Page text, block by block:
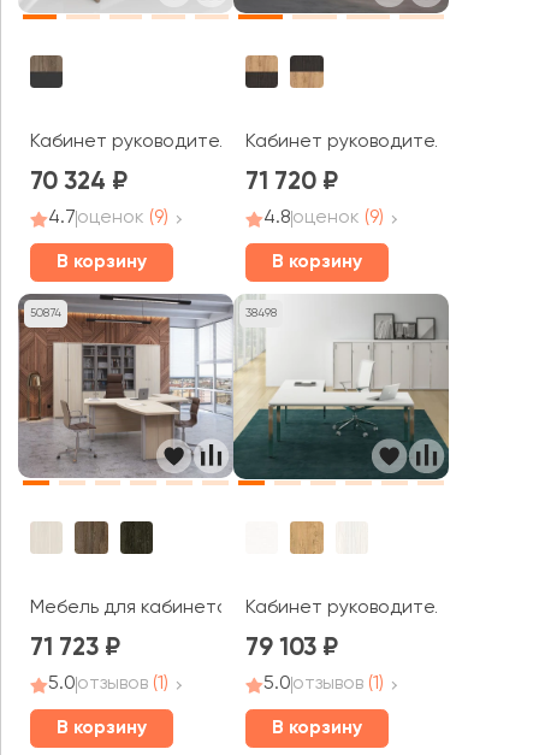
Кабинет руководителя Моррис Тренд / Morris Trend
70 324
4.7оценок (9)
В корзину
Кабинет руководителя Альто /
71 720
4.8оценок (9)
В корзину
50874
Мебель для кабинета руководителя Vasanta
71 723
5.0отзывов (1)
В корзину
38498
Кабинет руководителя GLOSS
79 103
5.0отзывов (1)
В корзину